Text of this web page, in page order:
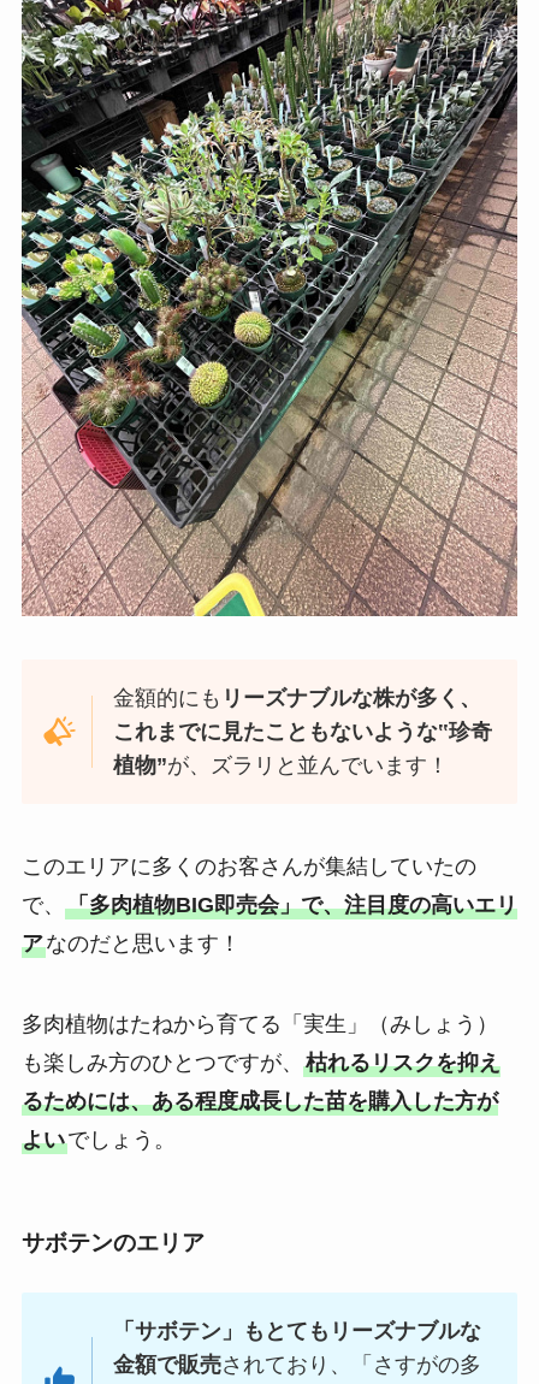
金額的にも リーズナブルな株が多く、
これまでに見たこともないような‟珍奇
植物”が、ズラリと並んでいます！
このエリアに多くのお客さんが集結していたの
で、 「多肉植物BIG即売会」で、注目度の高いエリ
アなのだと思います！
多肉植物はたねから育てる「実生」（みしょう）
も楽しみ方のひとつですが、 枯れるリスクを抑え
るためには、ある程度成長した苗を購入した方が
よいでしょう。
サボテンのエリア
「サボテン」もとてもリーズナブルな
金額で販売されており、「さすがの多